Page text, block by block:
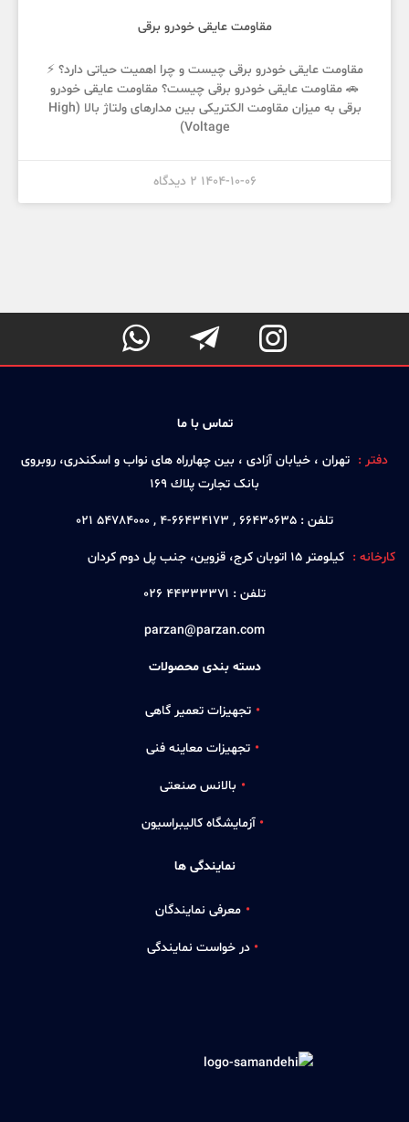
مقاومت عایقی خودرو برقی
مقاومت عایقی خودرو برقی چیست و چرا اهمیت حیاتی دارد؟ ⚡
🚗 مقاومت عایقی خودرو برقی چیست؟ مقاومت عایقی خودرو
برقی به میزان مقاومت الکتریکی بین مدارهای ولتاژ بالا (High
Voltage)
1404-10-06 2 دیدگاه



تماس با ما
دفتر : تهران ، خيابان آزادی ، بين چهارراه های نواب و اسكندری، روبروی
بانک تجارت پلاك 169
تلفن : 66430635 , 66434173-4 , 54784000 021
کارخانه : كيلومتر 15 اتوبان كرج، قزوين، جنب پل دوم كردان
تلفن : 44333371 026
parzan@parzan.com
دسته بندی محصولات
تجهیزات تعمیر گاهی
تجهیزات معاینه فنی
بالانس صنعتی
آزمایشگاه کالیبراسیون
نمایندگی ها
معرفی نمایندگان
در خواست نمایندگی